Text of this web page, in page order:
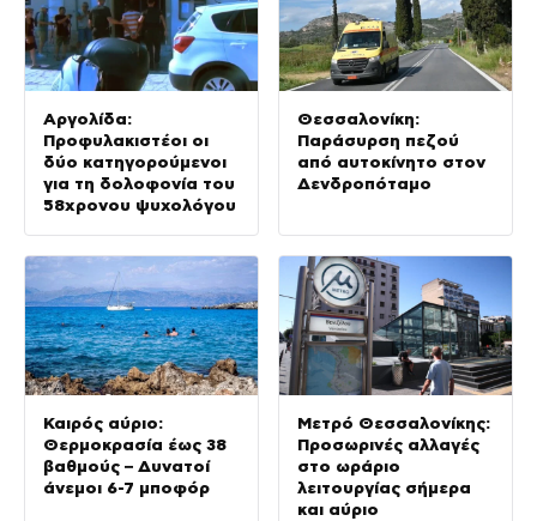
Αργολίδα:
Προφυλακιστέοι οι
δύο κατηγορούμενοι
για τη δολοφονία του
58χρονου ψυχολόγου
Θεσσαλονίκη:
Παράσυρση πεζού
από αυτοκίνητο στον
Δενδροπόταμο
Καιρός αύριο:
Θερμοκρασία έως 38
βαθμούς – Δυνατοί
άνεμοι 6-7 μποφόρ
Μετρό Θεσσαλονίκης:
Προσωρινές αλλαγές
στο ωράριο
λειτουργίας σήμερα
και αύριο